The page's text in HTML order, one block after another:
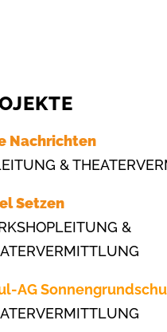
Nachrichten
&
Setzen
&
AG